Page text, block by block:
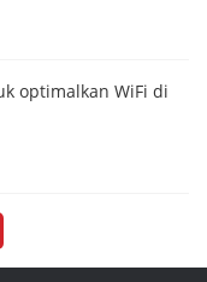
optimalkan WiFi di